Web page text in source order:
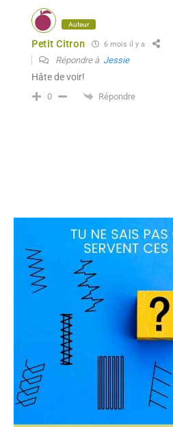
Auteur
Petit Citron 6 mois il y a
Répondre à Jessie
Hâte de voir!
0 Répondre